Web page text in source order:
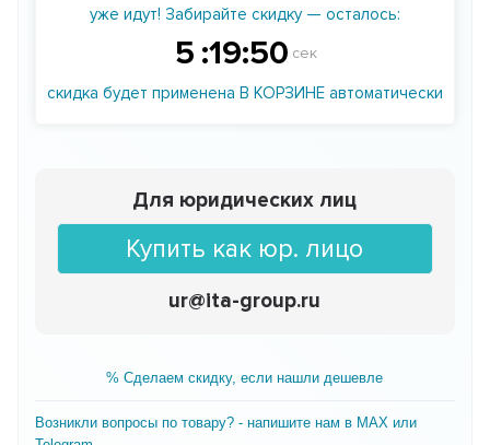
уже идут! Забирайте скидку — осталось:
5 :19:49 сек
скидка будет применена В КОРЗИНЕ автоматически
Для юридических лиц
Купить как юр. лицо
ur@ita-group.ru
% Сделаем скидку, если нашли дешевле
Возникли вопросы по товару? - напишите нам в MAX или